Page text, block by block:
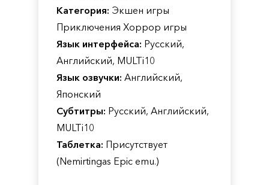
Категория: Экшен игры
Приключения Хоррор игры
Язык интерфейса: Русский,
Английский, MULTi10
Язык озвучки: Английский,
Японский
Субтитры: Русский, Английский,
MULTi10
Таблетка: Присутствует
(Nemirtingas Epic emu.)